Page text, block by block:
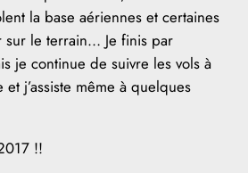
la base aériennes et certaines
sur le terrain… Je finis par
je continue de suivre les vols à
j’assiste même à quelques
!!